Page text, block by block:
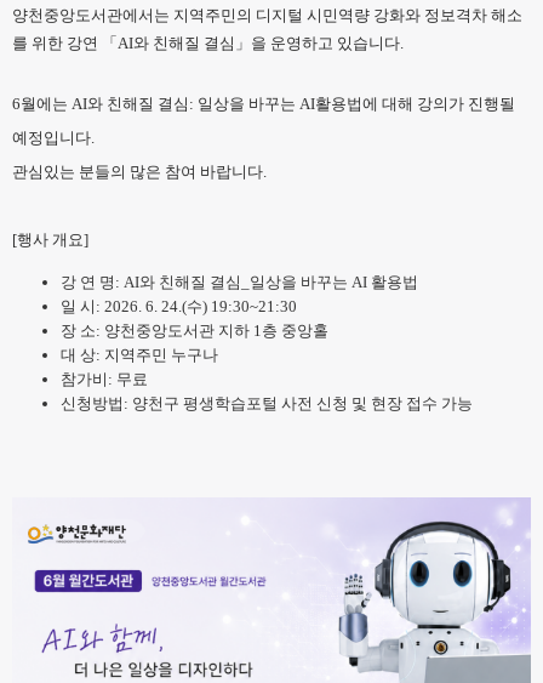
양천중앙도서관에서는 지역주민의 디지털 시민역량 강화와 정보격차 해소
를 위한 강연 「AI와 친해질 결심」을 운영하고 있습니다.
6월에는 AI와 친해질 결심: 일상을 바꾸는 AI활용법에 대해 강의가 진행될
예정입니다.
관심있는 분들의 많은 참여 바랍니다.
[행사 개요]
강 연 명: AI와 친해질 결심_일상을 바꾸는 AI 활용법
일 시: 2026. 6. 24.(수) 19:30~21:30
장 소: 양천중앙도서관 지하 1층 중앙홀
대 상: 지역주민 누구나
참가비: 무료
신청방법: 양천구 평생학습포털 사전 신청 및 현장 접수 가능